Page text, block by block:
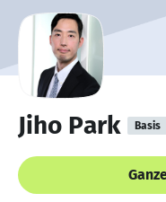
Jiho Park Basis